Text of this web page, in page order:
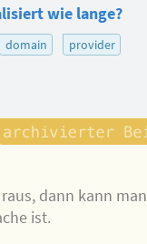
wie lange?
domain
provider
dann kann man
ist.